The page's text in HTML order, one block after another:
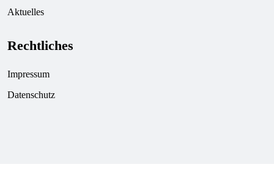
Aktuelles
Rechtliches
Impressum
Datenschutz